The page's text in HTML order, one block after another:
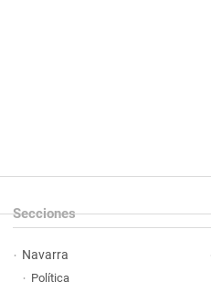
Secciones
Navarra
Política